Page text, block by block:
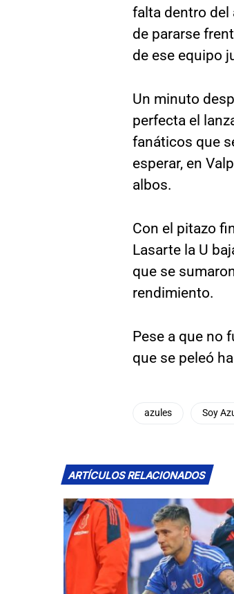
falta dentro del
de pararse
de ese equipo
Un minuto
perfecta el
fanáticos que
esperar, en
albos.
Con el pitazo
Lasarte la U
que se
rendimiento.
Pese a que no
que se peleó
azules Soy
ARTÍCULOS RELACIONADOS